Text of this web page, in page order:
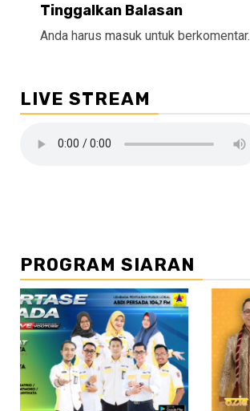
Tinggalkan Balasan
Anda harus masuk untuk berkomentar.
LIVE STREAM
PROGRAM SIARAN
//2